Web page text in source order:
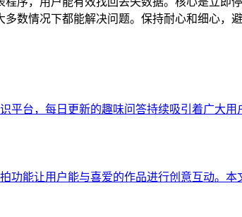
数情况下都能解决问题。保持耐心和细心，
台，每日更新的趣味问答持续吸引着广大
功能让用户能与喜爱的作品进行创意互动。